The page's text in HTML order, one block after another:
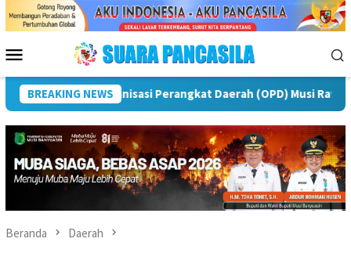
Menu
Mobile
BREAKING NEWS
IPeKB Ke-19, Plt Bupati Rejang Lebong: Penyuluh
Beranda Daerah